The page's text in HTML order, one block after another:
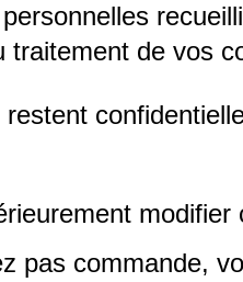
traitement de vos
pas commande,